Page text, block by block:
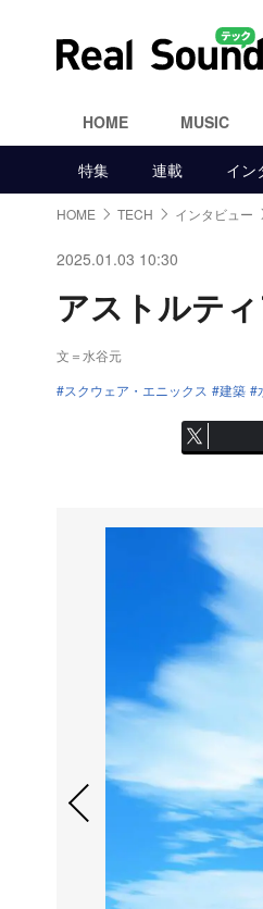
HOME MUSIC
特集 連載 イン
HOME TECH インタビュー
2025.01.03 10:30
アストルテ
文＝水谷元
スクウェア・エニックス
建築